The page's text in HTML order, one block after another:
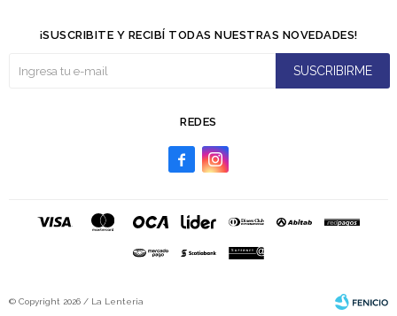
REDES
 
¡SUSCRIBITE Y RECIBÍ TODAS NUESTRAS NOVEDADES!
SUSCRIBIRME
© Copyright 2026 / La Lenteria